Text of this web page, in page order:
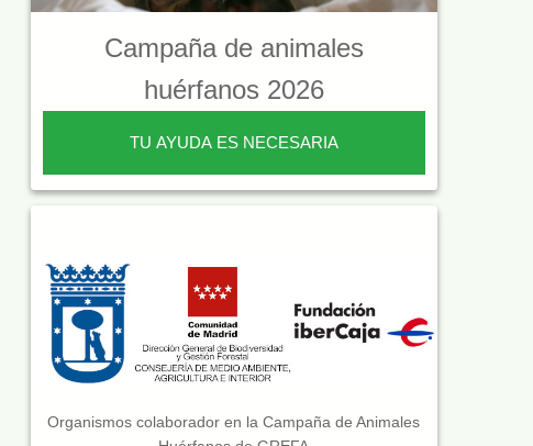
Campaña de animales
huérfanos 2026
TU AYUDA ES NECESARIA
Organismos colaborador en la Campaña de Animales